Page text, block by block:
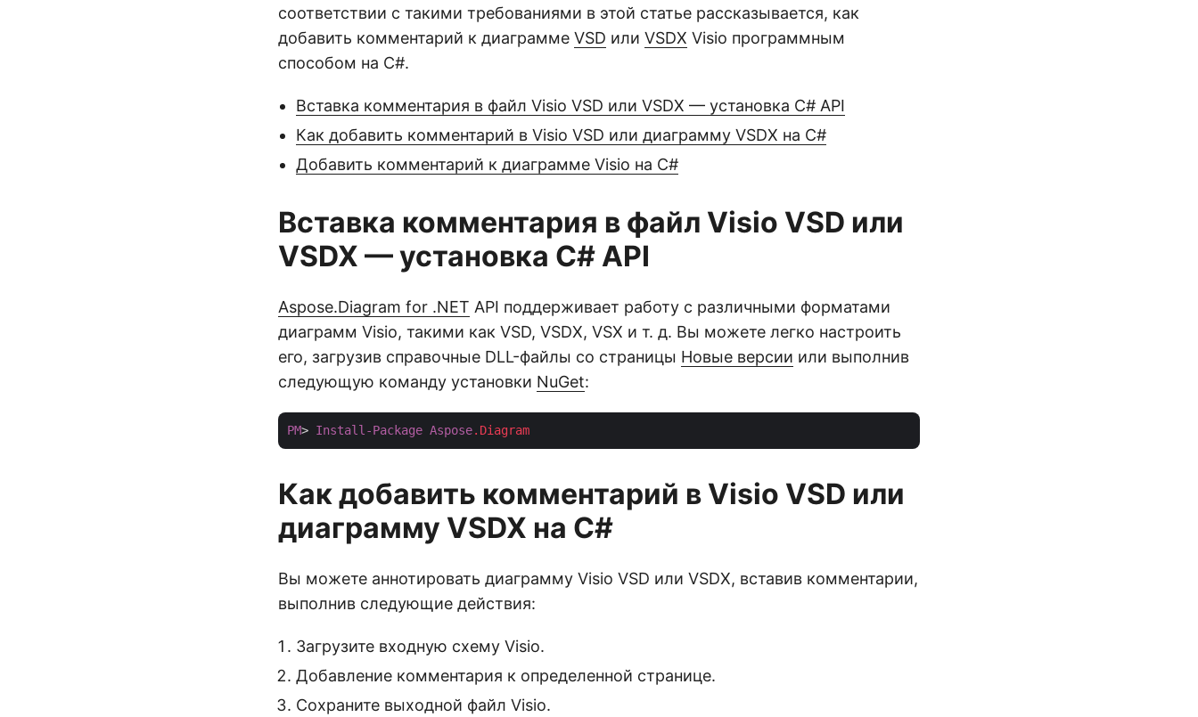
соответствии с такими требованиями в этой статье рассказывается, как
добавить комментарий к диаграмме VSD или VSDX Visio программным
способом на C#.
Вставка комментария в файл Visio VSD или VSDX — установка C# API
Как добавить комментарий в Visio VSD или диаграмму VSDX на C#
Добавить комментарий к диаграмме Visio на C#
Вставка комментария в файл Visio VSD или
VSDX — установка C# API
Aspose.Diagram for .NET API поддерживает работу с различными форматами
диаграмм Visio, такими как VSD, VSDX, VSX и т. д. Вы можете легко настроить
его, загрузив справочные DLL-файлы со страницы Новые версии или выполнив
следующую команду установки NuGet:
PM> Install-Package Aspose.Diagram
Как добавить комментарий в Visio VSD или
диаграмму VSDX на C#
Вы можете аннотировать диаграмму Visio VSD или VSDX, вставив комментарии,
выполнив следующие действия:
Загрузите входную схему Visio.
Добавление комментария к определенной странице.
Сохраните выходной файл Visio.